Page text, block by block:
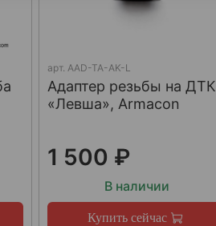
арт. AAD-TA-AK-L
Адаптер резьбы на ДТК
«Левша», Armacon
1 500 ₽
В наличии
Купить сейчас